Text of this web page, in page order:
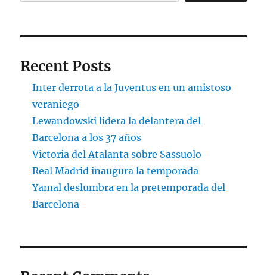
Recent Posts
Inter derrota a la Juventus en un amistoso
veraniego
Lewandowski lidera la delantera del
Barcelona a los 37 años
Victoria del Atalanta sobre Sassuolo
Real Madrid inaugura la temporada
Yamal deslumbra en la pretemporada del
Barcelona